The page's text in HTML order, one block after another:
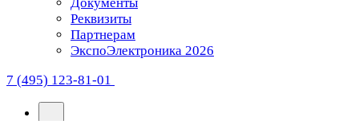
Реквизиты
Партнерам
ЭкспоЭлектроника 2026
7 (495) 123-81-01